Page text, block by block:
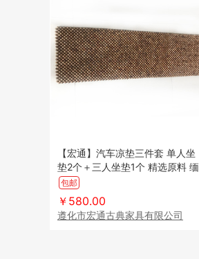
【宏通】汽车凉垫三件套 单人坐
垫2个＋三人坐垫1个 精选原料 缅
包邮
￥580.00
遵化市宏通古典家具有限公司